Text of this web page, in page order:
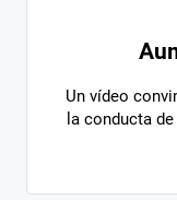
Un vídeo
la conducta